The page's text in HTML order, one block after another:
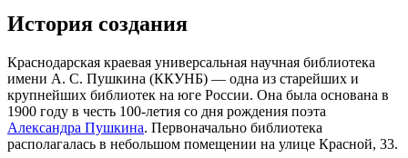
История создания
Краснодарская краевая универсальная научная библиотека
имени А. С. Пушкина (ККУНБ) — одна из старейших и
крупнейших библиотек на юге России. Она была основана в
1900 году в честь 100-летия со дня рождения поэта
Александра Пушкина. Первоначально библиотека
располагалась в небольшом помещении на улице Красной, 33.